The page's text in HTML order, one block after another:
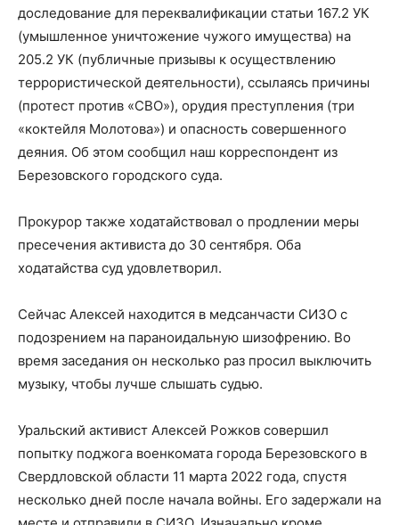
доследование для переквалификации статьи 167.2 УК
(умышленное уничтожение чужого имущества) на
205.2 УК (публичные призывы к осуществлению
террористической деятельности), ссылаясь причины
(протест против «СВО»), орудия преступления (три
«коктейля Молотова») и опасность совершенного
деяния. Об этом сообщил наш корреспондент из
Березовского городского суда.
Прокурор также ходатайствовал о продлении меры
пресечения активиста до 30 сентября. Оба
ходатайства суд удовлетворил.
Сейчас Алексей находится в медсанчасти СИЗО с
подозрением на параноидальную шизофрению. Во
время заседания он несколько раз просил выключить
музыку, чтобы лучше слышать судью.
Уральский активист Алексей Рожков совершил
попытку поджога военкомата города Березовского в
Свердловской области 11 марта 2022 года, спустя
несколько дней после начала войны. Его задержали на